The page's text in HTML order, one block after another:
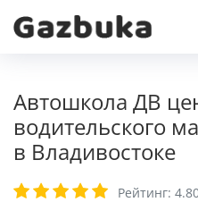
Автошкола ДВ
водительского
в Владивостоке
Рейтинг: